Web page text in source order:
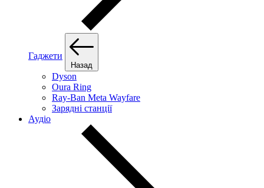
Гаджети
Назад
Dyson
Oura Ring
Ray-Ban Meta Wayfare
Зарядні станції
Аудіо